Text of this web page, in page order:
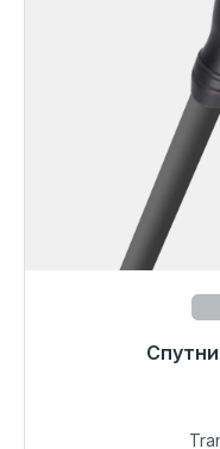
Готовы к